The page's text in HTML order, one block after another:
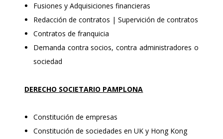
Fusiones y Adquisiciones financieras
Redacción de contratos | Supervición de contratos
Contratos de franquicia
Demanda contra socios, contra administradores o
sociedad
DERECHO SOCIETARIO PAMPLONA
Constitución de empresas
Constitución de sociedades en UK y Hong Kong